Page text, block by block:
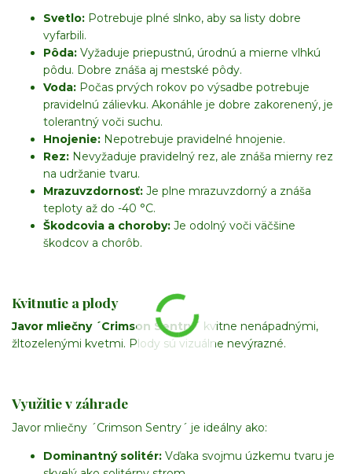
Svetlo: Potrebuje plné slnko, aby sa listy dobre
vyfarbili.
Pôda: Vyžaduje priepustnú, úrodnú a mierne vlhkú
pôdu. Dobre znáša aj mestské pôdy.
Voda: Počas prvých rokov po výsadbe potrebuje
pravidelnú zálievku. Akonáhle je dobre zakorenený, je
tolerantný voči suchu.
Hnojenie: Nepotrebuje pravidelné hnojenie.
Rez: Nevyžaduje pravidelný rez, ale znáša mierny rez
na udržanie tvaru.
Mrazuvzdornosť: Je plne mrazuvzdorný a znáša
teploty až do -40 °C.
Škodcovia a choroby: Je odolný voči väčšine
škodcov a chorôb.
Kvitnutie a plody
Javor mliečny ´Crimson Sentry´ kvitne nenápadnými,
žltozelenými kvetmi. Plody sú vizuálne nevýrazné.
Využitie v záhrade
Javor mliečny ´Crimson Sentry´ je ideálny ako:
Dominantný solitér: Vďaka svojmu úzkemu tvaru je